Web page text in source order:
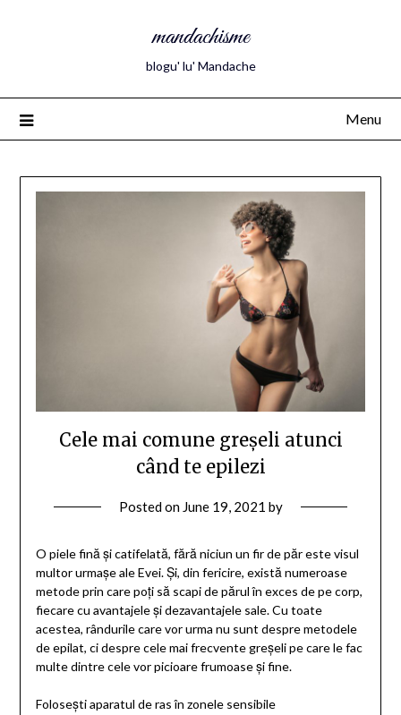
mandachisme
blogu' lu' Mandache
Menu
Cele mai comune greșeli atunci
când te epilezi
Posted on June 19, 2021 by
O piele fină și catifelată, fără niciun un fir de păr este visul
multor urmașe ale Evei. Și, din fericire, există numeroase
metode prin care poți să scapi de părul în exces de pe corp,
fiecare cu avantajele și dezavantajele sale. Cu toate
acestea, rândurile care vor urma nu sunt despre metodele
de epilat, ci despre cele mai frecvente greșeli pe care le fac
multe dintre cele vor picioare frumoase și fine.
Folosești aparatul de ras în zonele sensibile